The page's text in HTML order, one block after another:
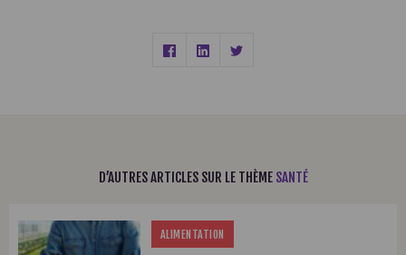
D’AUTRES ARTICLES SUR LE THÈME SANTÉ
ALIMENTATION